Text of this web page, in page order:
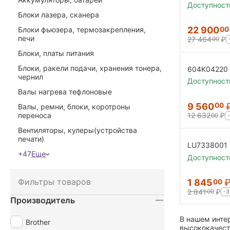
В нашем
632
22 90000
27 46400 ₽
604K04220
для XEROX
9 56000
12 63200 ₽
LU7338001
сборе
8690/MFC-
1 84500 ₽
2 84100 ₽ -
Блоки лазера, сканера
Блоки фьюзера, термозакрепления,
печи
Блоки, платы питания
Блоки, ракели подачи, хранения тонера,
чернил
Валы нагрева тефлоновые
Валы, ремни, блоки, коротроны
переноса
Вентиляторы, кулеры(устройства
печати)
+47Еще
Фильтры товаров
Производитель
Brother